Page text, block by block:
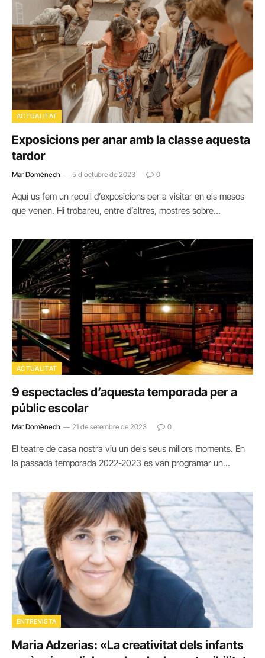
ACTUALITAT
Exposicions per anar amb la classe aquesta
tardor
Mar Domènech 5 d'octubre de 2023 0
Aquí us fem un recull d’exposicions per a visitar en els mesos
que venen. Hi trobareu, entre d’altres, mostres sobre…
ACTUALITAT
9 espectacles d’aquesta temporada per a
públic escolar
Mar Domènech 21 de setembre de 2023 0
El teatre de casa nostra viu un dels seus millors moments. En
la passada temporada 2022-2023 es van programar un…
ENTREVISTA
Maria Adzerias: «La creativitat dels infants